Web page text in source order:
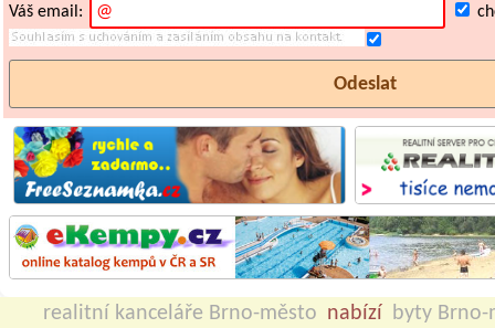
Váš email:
realitní kanceláře Brno-město nabízí byty Brno-